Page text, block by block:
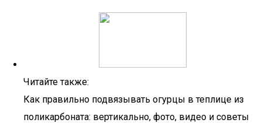
Читайте также:
Как правильно подвязывать огурцы в теплице из
поликарбоната: вертикально, фото, видео и советы